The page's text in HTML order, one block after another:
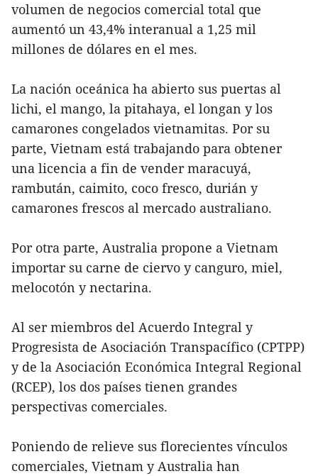
volumen de negocios comercial total que
aumentó un 43,4% interanual a 1,25 mil
millones de dólares en el mes.
La nación oceánica ha abierto sus puertas al
lichi, el mango, la pitahaya, el longan y los
camarones congelados vietnamitas. Por su
parte, Vietnam está trabajando para obtener
una licencia a fin de vender maracuyá,
rambután, caimito, coco fresco, durián y
camarones frescos al mercado australiano.
Por otra parte, Australia propone a Vietnam
importar su carne de ciervo y canguro, miel,
melocotón y nectarina.
Al ser miembros del Acuerdo Integral y
Progresista de Asociación Transpacífico (CPTPP)
y de la Asociación Económica Integral Regional
(RCEP), los dos países tienen grandes
perspectivas comerciales.
Poniendo de relieve sus florecientes vínculos
comerciales, Vietnam y Australia han